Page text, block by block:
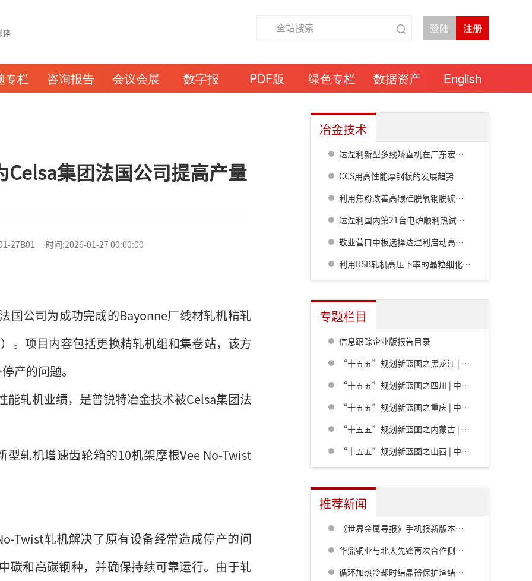
专栏 咨询报告 会议会展 数字报 PDF版 绿色专栏 数据资产 English
Celsa集团法国公司提高产量
27B01 时间:2026-01-27 00:00:00
国公司为成功完成的Bayonne厂线材轧机精轧
。项目内容包括更换精轧机组和集卷站，该方
产的问题。
能轧机业绩，是普锐特冶金技术被Celsa集团法
轧机增速齿轮箱的10机架摩根Vee No-Twist
Twist轧机解决了原有设备经常造成停产的问
碳和高碳钢种，并确保持续可靠运行。由于轧
冶金技术
达涅利新型多线矫直机在广东宏德钢铁集团投用高效运行性能通过现场验证
CCS用高性能厚钢板的发展趋势
利用焦粉改善高碳硅脱氧钢脱硫性能的研究
达涅利国内第21台电炉顺利热试助推遵义长岭特钢绿色升级
敬业营口中板选择达涅利启动高线厂高速区设备升级
利用RSB轧机高压下率的晶粒细化技术
专题栏目
信息跟踪企业版报告目录
“十五五”规划新蓝图之黑龙江 | 中共黑龙江省委关于制定国民经济和社会发展第十五个五年规划的建议
“十五五”规划新蓝图之四川 | 中共四川省委关于制定四川省国民经济和社会发展第十五个五年规划的建议
“十五五”规划新蓝图之重庆 | 中共重庆市委关于制定重庆市国民经济和社会发展第十五个五年规划的建议
“十五五”规划新蓝图之内蒙古 | 内蒙古自治区党委关于制定国民经济和社会发展第十五个五年规划的建议
“十五五”规划新蓝图之山西 | 中共山西省委关于制定山西省国民经济和社会发展第十五个五年规划的建议
推荐新闻
《世界金属导报》手机报新版本发布，免费下载，免费看
华鼎铜业与北大先锋再次合作侧吹炉配套6000立方制氧项目
循环加热冷却时结晶器保护渣结晶行为研究